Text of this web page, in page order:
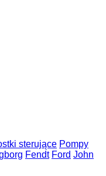
sterujące Pompy
Fendt Ford John